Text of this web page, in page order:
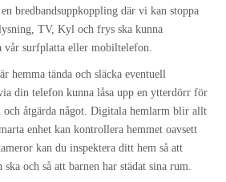
bredbandsuppkoppling där vi kan stoppa
TV, Kyl och frys ska kunna
vår surfplatta eller mobiltelefon.
hemma tända och släcka eventuell
din telefon kunna låsa upp en ytterdörr för
och åtgärda något. Digitala hemlarm blir allt
enhet kan kontrollera hemmet oavsett
kan du inspektera ditt hem så att
och så att barnen har städat sina rum.